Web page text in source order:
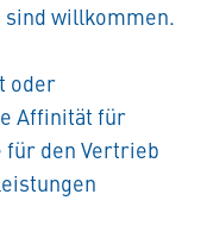
sind willkommen.
oder
Affinität für
für den Vertrieb